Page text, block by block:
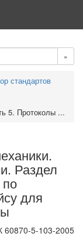
»
стандартов
5. Протоколы ...
Раздел
для
5-103-2005